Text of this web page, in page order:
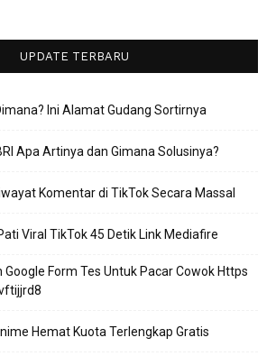
UPDATE TERBARU
Ini Alamat Gudang Sortirnya
Apa Artinya dan Gimana Solusinya?
Komentar di TikTok Secara Massal
Viral TikTok 45 Detik Link Mediafire
Google Form Tes Untuk Pacar Cowok Https
Hemat Kuota Terlengkap Gratis